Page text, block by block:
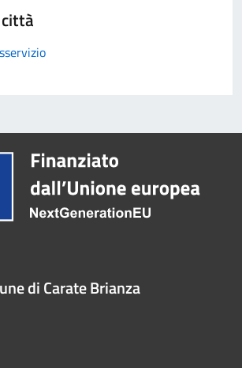
di Carate Brianza